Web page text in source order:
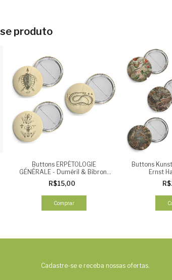
produto
Buttons ERPÉTOLOGIE
GÉNÉRALE - Duméril & Bibron,
1839 - Esqueletos (3 unid)
R$15,00
Comprar
Buttons
Ernst
Cadastre-se e receba nossas ofertas.